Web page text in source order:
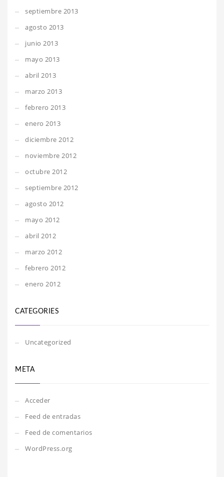
septiembre 2013
agosto 2013
junio 2013
mayo 2013
abril 2013
marzo 2013
febrero 2013
enero 2013
diciembre 2012
noviembre 2012
octubre 2012
septiembre 2012
agosto 2012
mayo 2012
abril 2012
marzo 2012
febrero 2012
enero 2012
CATEGORIES
Uncategorized
META
Acceder
Feed de entradas
Feed de comentarios
WordPress.org